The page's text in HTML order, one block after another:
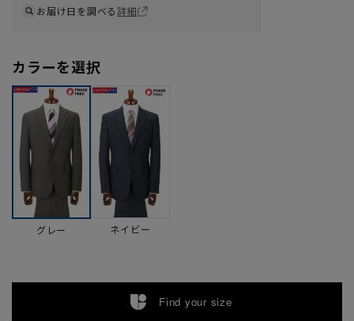
お届け日を調べる詳細
カラーを選択
グレー ネイビー
Find your size